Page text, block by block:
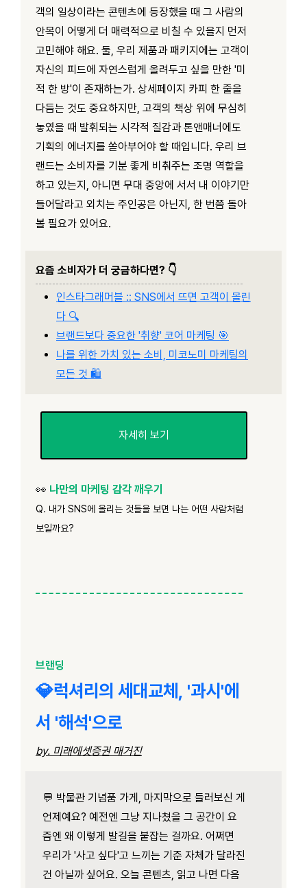
객의 일상이라는 콘텐츠에 등장했을 때 그 사람의
안목이 어떻게 더 매력적으로 비칠 수 있을지 먼저
고민해야 해요. 둘, 우리 제품과 패키지에는 고객이
자신의 피드에 자연스럽게 올려두고 싶을 만한 '미
적 한 방'이 존재하는가. 상세페이지 카피 한 줄을
다듬는 것도 중요하지만, 고객의 책상 위에 무심히
놓였을 때 발휘되는 시각적 질감과 톤앤매너에도
기획의 에너지를 쏟아부어야 할 때입니다. 우리 브
랜드는 소비자를 기분 좋게 비춰주는 조명 역할을
하고 있는지, 아니면 무대 중앙에 서서 내 이야기만
들어달라고 외치는 주인공은 아닌지, 한 번쯤 돌아
볼 필요가 있어요.
요즘 소비자가 더 궁금하다면? 👇
인스타그래머블 :: SNS에서 뜨면 고객이 몰린
다 🔍
브랜드보다 중요한 '취향' 코어 마케팅 🎯
나를 위한 가치 있는 소비, 미코노미 마케팅의
모든 것 🛍️
자세히 보기
👀 나만의 마케팅 감각 깨우기
Q. 내가 SNS에 올리는 것들을 보면 나는 어떤 사람처럼
보일까요?
브랜딩
💎럭셔리의 세대교체, '과시'에
서 '해석'으로
by. 미래에셋증권 매거진
💬 박물관 기념품 가게, 마지막으로 들러보신 게
언제예요? 예전엔 그냥 지나쳤을 그 공간이 요
즘엔 왜 이렇게 발길을 붙잡는 걸까요. 어쩌면
우리가 '사고 싶다'고 느끼는 기준 자체가 달라진
건 아닐까 싶어요. 오늘 콘텐츠, 읽고 나면 다음